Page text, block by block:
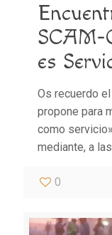
SCAM-
es
Os recuerdo
propone para
como
mediante, a
0